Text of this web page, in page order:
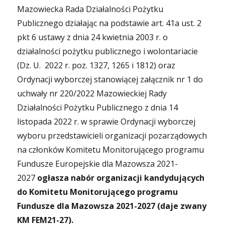
Mazowiecka Rada Działalności Pożytku
Publicznego działając na podstawie art. 41a ust. 2
pkt 6 ustawy z dnia 24 kwietnia 2003 r. o
działalności pożytku publicznego i wolontariacie
(Dz. U. 2022 r. poz. 1327, 1265 i 1812) oraz
Ordynacji wyborczej stanowiącej załącznik nr 1 do
uchwały nr 220/2022 Mazowieckiej Rady
Działalności Pożytku Publicznego z dnia 14
listopada 2022 r. w sprawie Ordynacji wyborczej
wyboru przedstawicieli organizacji pozarządowych
na członków Komitetu Monitorującego programu
Fundusze Europejskie dla Mazowsza 2021-
2027 ogłasza nabór organizacji kandydujących
do Komitetu Monitorującego programu
Fundusze dla Mazowsza 2021-2027 (daje zwany
KM FEM21-27).